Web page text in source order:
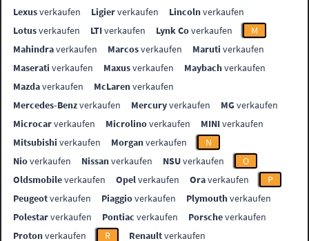
Lexusverkaufen Ligierverkaufen Lincolnverkaufen
Lotusverkaufen LTIverkaufen Lynk Coverkaufen
M
Mahindraverkaufen Marcosverkaufen Maruti verkaufen
Maserati verkaufen Maxusverkaufen Maybachverkaufen
Mazdaverkaufen McLarenverkaufen
Mercedes-Benzverkaufen Mercuryverkaufen MGverkaufen
Microcarverkaufen Microlinoverkaufen MINIverkaufen
Mitsubishi verkaufen Morganverkaufen
N
Nioverkaufen Nissanverkaufen NSUverkaufen
O
Oldsmobileverkaufen Opelverkaufen Oraverkaufen
P
Peugeotverkaufen Piaggioverkaufen Plymouthverkaufen
Polestarverkaufen Pontiac verkaufen Porscheverkaufen
Protonverkaufen R Renaultverkaufen